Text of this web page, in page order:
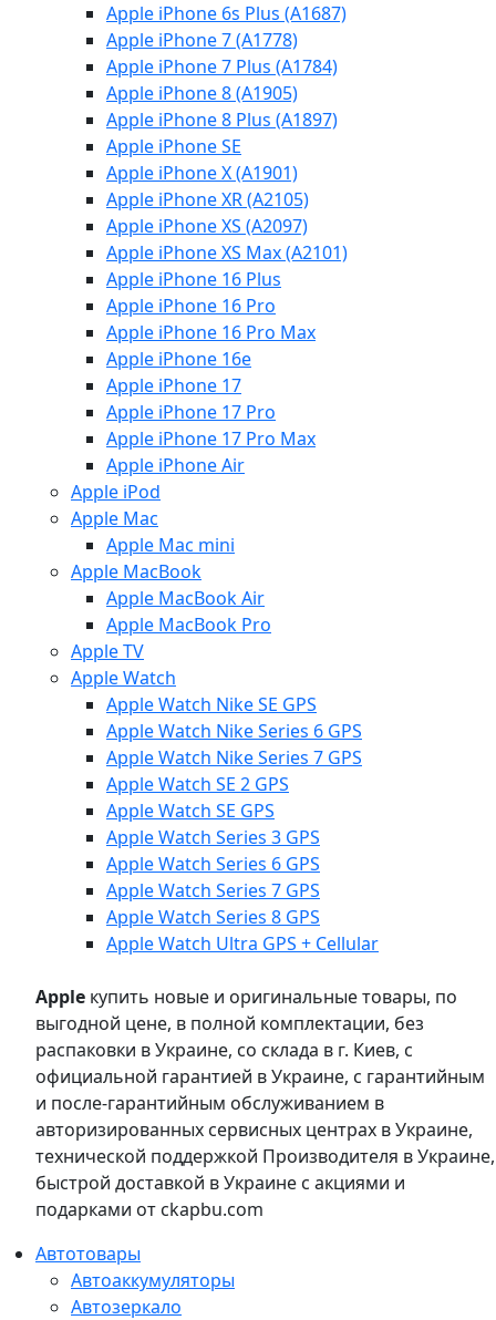
Apple iPhone 6s Plus (A1687)
Apple iPhone 7 (A1778)
Apple iPhone 7 Plus (A1784)
Apple iPhone 8 (A1905)
Apple iPhone 8 Plus (A1897)
Apple iPhone SE
Apple iPhone X (A1901)
Apple iPhone XR (A2105)
Apple iPhone XS (A2097)
Apple iPhone XS Max (A2101)
Apple iPhone 16 Plus
Apple iPhone 16 Pro
Apple iPhone 16 Pro Max
Apple iPhone 16e
Apple iPhone 17
Apple iPhone 17 Pro
Apple iPhone 17 Pro Max
Apple iPhone Air
Apple iPod
Apple Mac
Apple Mac mini
Apple MacBook
Apple MacBook Air
Apple MacBook Pro
Apple TV
Apple Watch
Apple Watch Nike SE GPS
Apple Watch Nike Series 6 GPS
Apple Watch Nike Series 7 GPS
Apple Watch SE 2 GPS
Apple Watch SE GPS
Apple Watch Series 3 GPS
Apple Watch Series 6 GPS
Apple Watch Series 7 GPS
Apple Watch Series 8 GPS
Apple Watch Ultra GPS + Cellular
Apple купить новые и оригинальные товары, по
выгодной цене, в полной комплектации, без
распаковки в Украине, со склада в г. Киев, с
официальной гарантией в Украине, с гарантийным
и после-гарантийным обслуживанием в
авторизированных сервисных центрах в Украине,
технической поддержкой Производителя в Украине,
быстрой доставкой в Украине с акциями и
подарками от ckapbu.com
Автотовары
Автоаккумуляторы
Автозеркало